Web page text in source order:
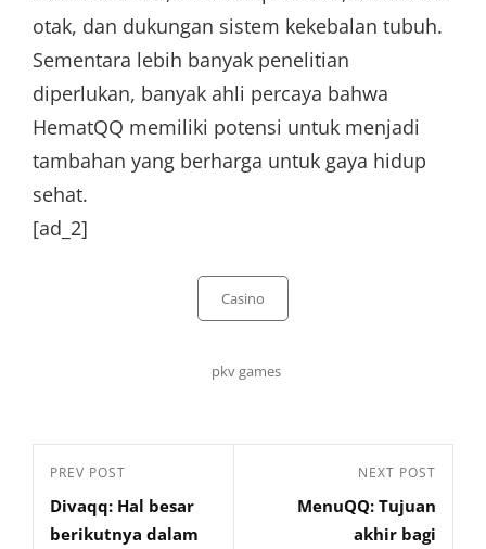
otak, dan dukungan sistem kekebalan tubuh.
Sementara lebih banyak penelitian
diperlukan, banyak ahli percaya bahwa
HematQQ memiliki potensi untuk menjadi
tambahan yang berharga untuk gaya hidup
sehat.
[ad_2]
Categories
Casino
Tags,
pkv games
Post
navigation
Previous
Post
PREV POST
Divaqq: Hal besar
berikutnya dalam
Post
NEXT POST
MenuQQ: Tujuan
akhir bagi